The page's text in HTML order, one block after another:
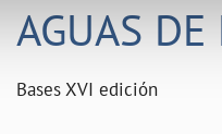
AGUAS
Bases XVI edición